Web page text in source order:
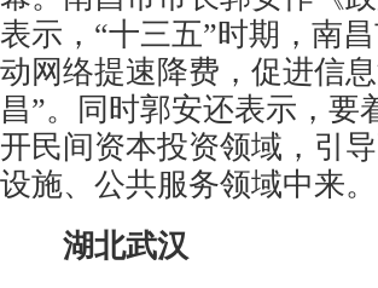
表示，“十三五”时期，南
动网络提速降费，促进信
昌”。同时郭安还表示，要
开民间资本投资领域，引
设施、公共服务领域中来。
湖北武汉